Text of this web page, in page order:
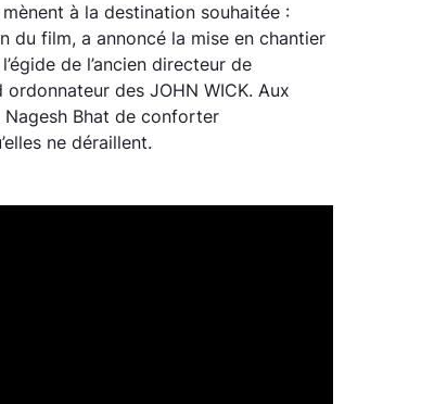
à la destination souhaitée :
du film, a annoncé la mise en chantier
de l’ancien directeur de
des JOHN WICK. Aux
Bhat de conforter
ne déraillent.